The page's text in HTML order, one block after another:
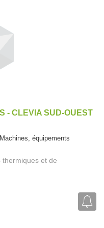
- CLEVIA SUD-OUEST
équipements
et de